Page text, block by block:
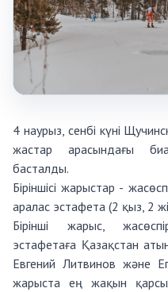
4 наурыз, сенбі күні
жастар арасындағы
басталды.
Біріншісі жарыстар -
аралас эстафета (2 қыз, 2
Бірінші жарыс,
эстафетаға Қазақстан
Евгений Литвинов және
жарыста ең жақын